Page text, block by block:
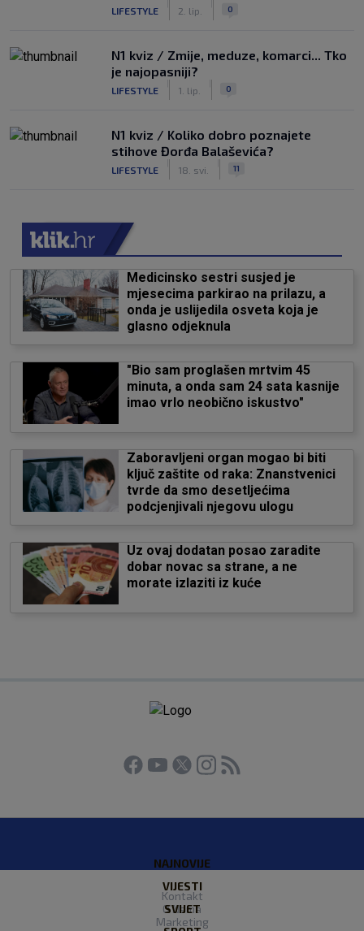
LIFESTYLE 2. lip. 0
N1 kviz / Zmije, meduze, komarci... Tko
je najopasniji?
LIFESTYLE 1. lip. 0
N1 kviz / Koliko dobro poznajete
stihove Đorđa Balaševića?
LIFESTYLE 18. svi. 11
Medicinsko sestri susjed je
mjesecima parkirao na prilazu, a
onda je uslijedila osveta koja je
glasno odjeknula
"Bio sam proglašen mrtvim 45
minuta, a onda sam 24 sata kasnije
imao vrlo neobično iskustvo"
Zaboravljeni organ mogao bi biti
ključ zaštite od raka: Znanstvenici
tvrde da smo desetljećima
podcjenjivali njegovu ulogu
Uz ovaj dodatan posao zaradite
dobar novac sa strane, a ne
morate izlaziti iz kuće
NAJNOVIJE
VIJESTI
SVIJET
Kontakt
O Nama
Marketing